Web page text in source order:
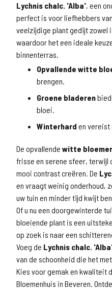
Lychnis chalc. 'Alba', een
perfect is voor liefhebbers
veelzijdige plant gedijt zowel
waardoor het een ideale
binnenterras.
Opvallende witte
brengen.
Groene bladeren
bloei.
Winterhard en vereist
De opvallende witte
frisse en serene sfeer, terwijl
mooi contrast creëren. De
en vraagt weinig onderhoud,
uw tuin en minder tijd kwijt
Of u nu een doorgewinterde
bloeiende plant is een
op zoek is naar een
Voeg de Lychnis chalc.
van de schoonheid die het
Kies voor gemak en kwaliteit
Bloemenhuis in Beveren.